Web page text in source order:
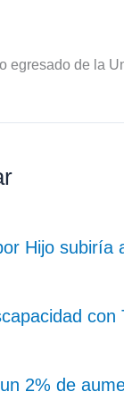
egresado de la
Hijo subiría
2% de